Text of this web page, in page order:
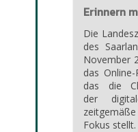
Erinnern
Die
des
November
das Online-
das die
der
Fokus stellt.